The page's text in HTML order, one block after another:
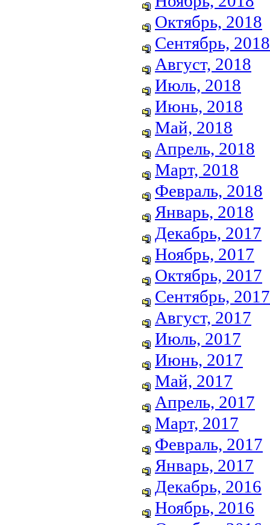
Октябрь, 2018
Сентябрь, 2018
Август, 2018
Июль, 2018
Июнь, 2018
Май, 2018
Апрель, 2018
Март, 2018
Февраль, 2018
Январь, 2018
Декабрь, 2017
Ноябрь, 2017
Октябрь, 2017
Сентябрь, 2017
Август, 2017
Июль, 2017
Июнь, 2017
Май, 2017
Апрель, 2017
Март, 2017
Февраль, 2017
Январь, 2017
Декабрь, 2016
Ноябрь, 2016